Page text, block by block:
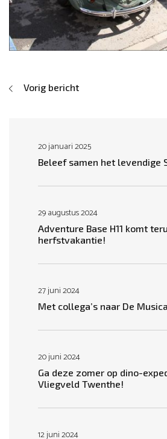
Vorig bericht
20 januari 2025
Beleef samen het levendige
29 augustus 2024
Adventure Base H11 komt
herfstvakantie!
27 juni 2024
Met collega’s naar De
20 juni 2024
Ga deze zomer op dino-
Vliegveld Twenthe!
12 juni 2024